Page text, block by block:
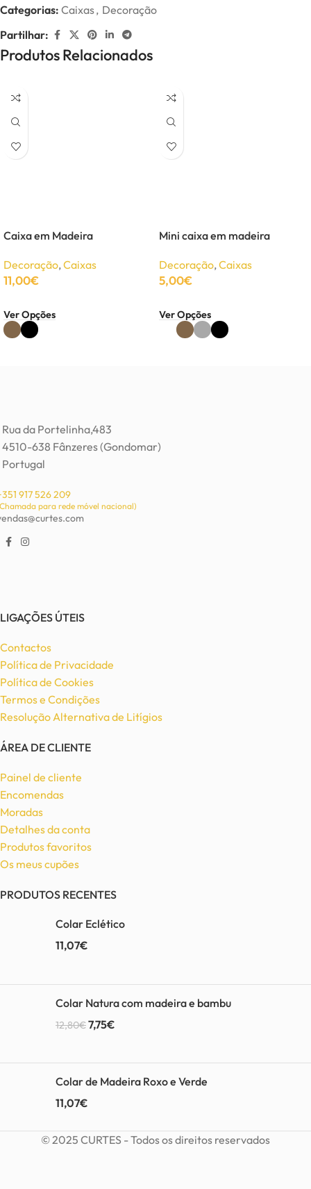
Categorias: Caixas, Decoração
Partilhar:
Produtos Relacionados
Caixa em Madeira
Decoração, Caixas
11,00€
Ver Opções
Mini caixa em madeira
Decoração, Caixas
5,00€
Ver Opções
Rua da Portelinha,483
4510-638 Fânzeres (Gondomar)
Portugal
917 526 209
para rede móvel nacional)
LIGAÇÕES ÚTEIS
Contactos
Política de Privacidade
Política de Cookies
Termos e Condições
Resolução Alternativa de Litígios
ÁREA DE CLIENTE
Painel de cliente
Encomendas
Moradas
Detalhes da conta
Produtos favoritos
Os meus cupões
PRODUTOS RECENTES
Colar Eclético
11,07€
Colar Natura com madeira e bambu
12,80€7,75€
Colar de Madeira Roxo e Verde
11,07€
© 2025 CURTES - Todos os direitos reservados